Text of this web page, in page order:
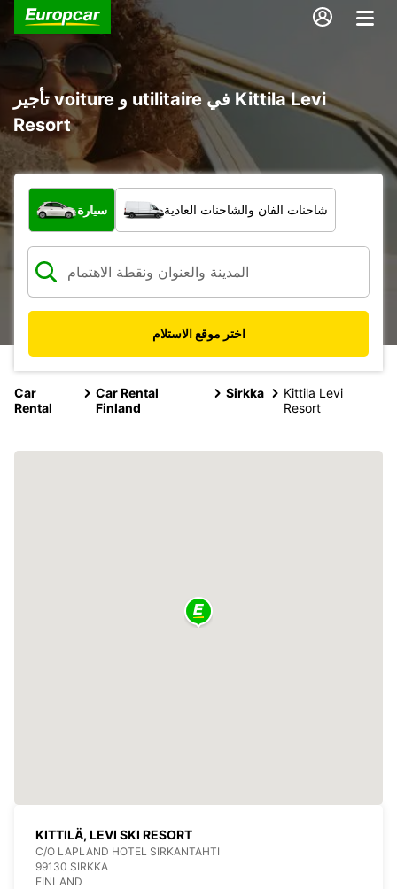
تأجير voiture و utilitaire في Kittila Levi
Resort
ما نوع المركبة؟
سيارة شاحنات الفان والشاحنات العادية
اختر موقع الاستلام
Car
Rental
Car Rental
Finland
Sirkka
Kittila Levi
Resort
KITTILÄ, LEVI SKI RESORT
C/O LAPLAND HOTEL SIRKANTAHTI
99130 SIRKKA
FINLAND